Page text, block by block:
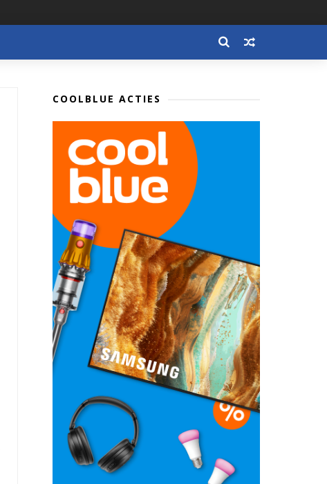
COOLBLUE ACTIES